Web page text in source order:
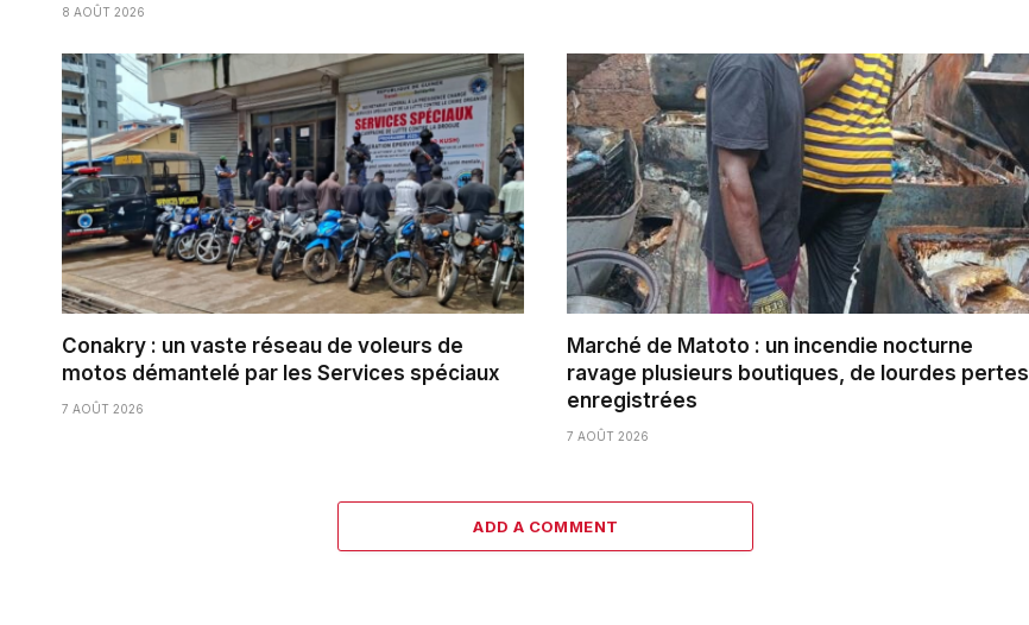
8 AOÛT 2026
Conakry : un vaste réseau de voleurs de
motos démantelé par les Services spéciaux
7 AOÛT 2026
Marché de Matoto : un incendie nocturne
ravage plusieurs boutiques, de lourdes pertes
enregistrées
7 AOÛT 2026
ADD A COMMENT